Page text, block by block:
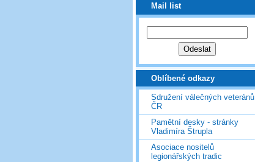
Mail list
Oblíbené odkazy
Sdružení válečných veteránů
ČR
Pamětní desky - stránky
Vladimíra Štrupla
Asociace nositelů
legionářských tradic